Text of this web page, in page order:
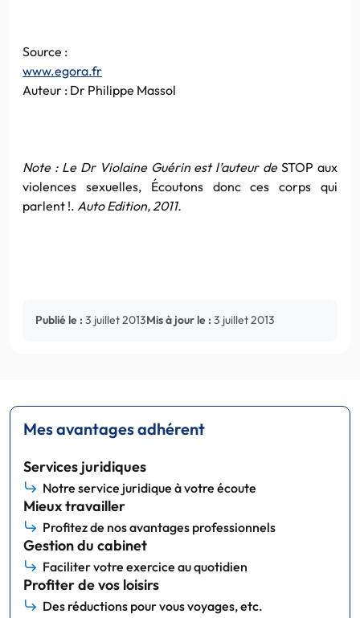
Source :
www.egora.fr
Auteur : Dr Philippe Massol
Note : Le Dr Violaine Guérin est l’auteur deSTOP aux
violences sexuelles, Écoutons donc ces corps qui
parlent !. Auto Edition, 2011.
Publié le : 3 juillet 2013Mis à jour le : 3 juillet 2013
Mes avantages adhérent
Services juridiques
Notre service juridique à votre écoute
Mieux travailler
Profitez de nos avantages professionnels
Gestion du cabinet
Faciliter votre exercice au quotidien
Profiter de vos loisirs
Des réductions pour vous voyages, etc.